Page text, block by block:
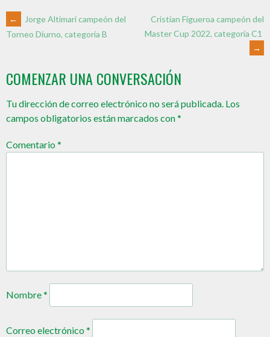
←
Jorge Altimari campeón del
Torneo Diurno, categoría B
Cristian Figueroa campeón del
Master Cup 2022, categoría C1
→
COMENZAR UNA CONVERSACIÓN
Tu dirección de correo electrónico no será publicada. Los
campos obligatorios están marcados con*
Comentario*
Nombre*
Correo electrónico*